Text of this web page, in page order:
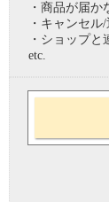
・商品が届か
・キャンセ
・ショップ
etc.